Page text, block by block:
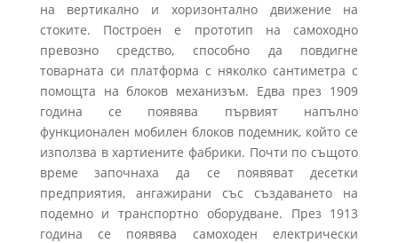
на вертикално и хоризонтално движение на
стоките. Построен е прототип на самоходно
превозно средство, способно да повдигне
товарната си платформа с няколко сантиметра с
помощта на блоков механизъм. Едва през 1909
година се появява първият напълно
функционален мобилен блоков подемник, който се
използва в хартиените фабрики. Почти по същото
време започнаха да се появяват десетки
предприятия, ангажирани със създаването на
подемно и транспортно оборудване. През 1913
година се появява самоходен електрически